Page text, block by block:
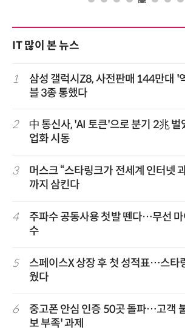
IT 많이 본 뉴스
1
삼성 갤럭시Z8, 사전판매 144만대
블 3종 통했다
2
中 통신사, 'AI 토큰'으로 분기 2兆
업화 시동
3
머스크 “스타링크가 전세계 인터넷
까지 삼킨다
4
주파수 공동사용 첫발 뗀다…무선
수
5
스페이스X 상장 후 첫 성적표…스타
웠다
6
중고폰 안심 인증 50곳 돌파…고객
보 부족' 과제